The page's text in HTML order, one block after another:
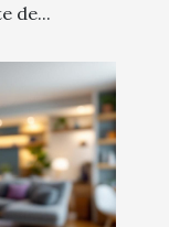
de...